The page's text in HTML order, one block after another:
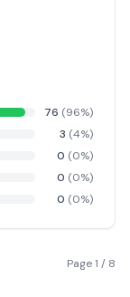
76 (96%)
3 (4%)
0 (0%)
0 (0%)
0 (0%)
Page1 / 8